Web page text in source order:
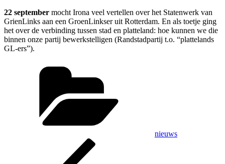
22 september mocht Irona veel vertellen over het Statenwerk van
GrienLinks aan een GroenLinkser uit Rotterdam. En als toetje ging
het over de verbinding tussen stad en platteland: hoe kunnen we die
binnen onze partij bewerkstelligen (Randstadpartij t.o. “plattelands
GL-ers”).
nieuws